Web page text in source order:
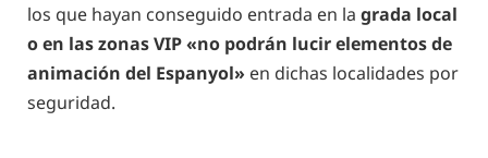
los que hayan conseguido entrada en la grada local
o en las zonas VIP «no podrán lucir elementos de
animación del Espanyol» en dichas localidades por
seguridad.